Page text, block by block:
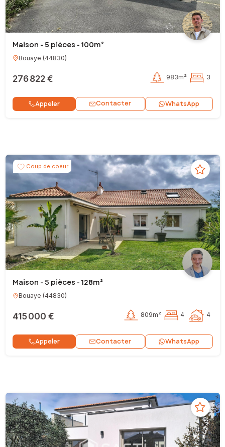
Maison - 5 pièces - 100m²
Bouaye (44830)
276 822 € 983m² 3
Appeler Contacter WhatsApp
Coup de coeur
Maison - 5 pièces - 128m²
Bouaye (44830)
415 000 € 809m² 4 4
Appeler Contacter WhatsApp